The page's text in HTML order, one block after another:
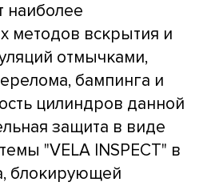
наиболее
методов вскрытия и
отмычками,
бампинга и
цилиндров данной
защита в виде
"VELA INSPECT" в
блокирующей